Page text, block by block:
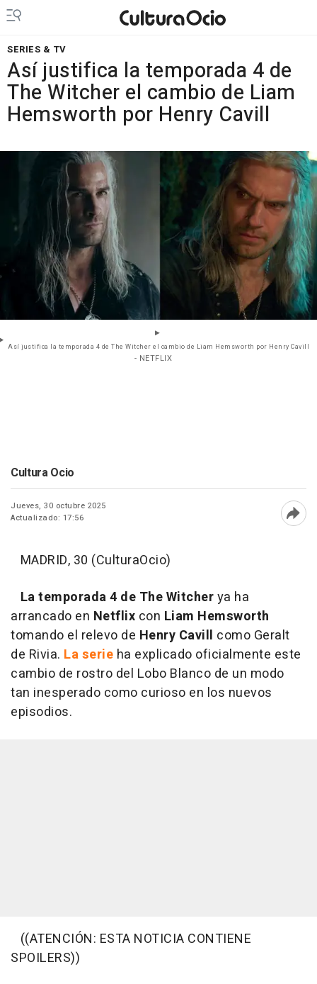
SERIES & TV
Así justifica la temporada 4 de
The Witcher el cambio de Liam
Hemsworth por Henry Cavill
Así justifica la temporada 4 de The Witcher el cambio de Liam Hemsworth por Henry Cavill
- NETFLIX
Cultura Ocio
Jueves, 30 octubre 2025
Actualizado: 17:56
MADRID, 30 (CulturaOcio)
La temporada 4 de The Witcherya ha
arrancado en Netflix con Liam Hemsworth
tomando el relevo de Henry Cavill como Geralt
de Rivia. La serie ha explicado oficialmente este
cambio de rostro del Lobo Blanco de un modo
tan inesperado como curioso en los nuevos
episodios.
((ATENCIÓN: ESTA NOTICIA CONTIENE
SPOILERS))